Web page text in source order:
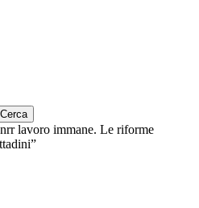
lavoro immane. Le riforme